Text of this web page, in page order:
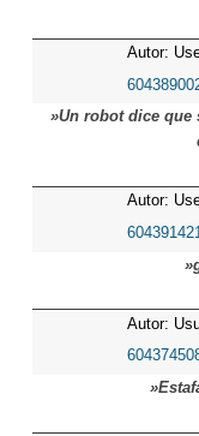
Autor:
»Un robot dice
Autor:
Autor: